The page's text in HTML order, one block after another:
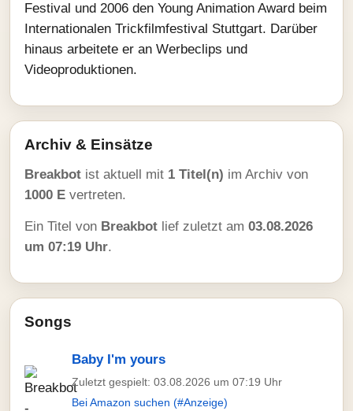
Festival und 2006 den Young Animation Award beim
Internationalen Trickfilmfestival Stuttgart. Darüber
hinaus arbeitete er an Werbeclips und
Videoproduktionen.
Archiv & Einsätze
Breakbot ist aktuell mit 1 Titel(n) im Archiv von
1000 E vertreten.
Ein Titel von Breakbot lief zuletzt am 03.08.2026
um 07:19 Uhr.
Songs
Baby I'm yours
Zuletzt gespielt: 03.08.2026 um 07:19 Uhr
Bei Amazon suchen (#Anzeige)